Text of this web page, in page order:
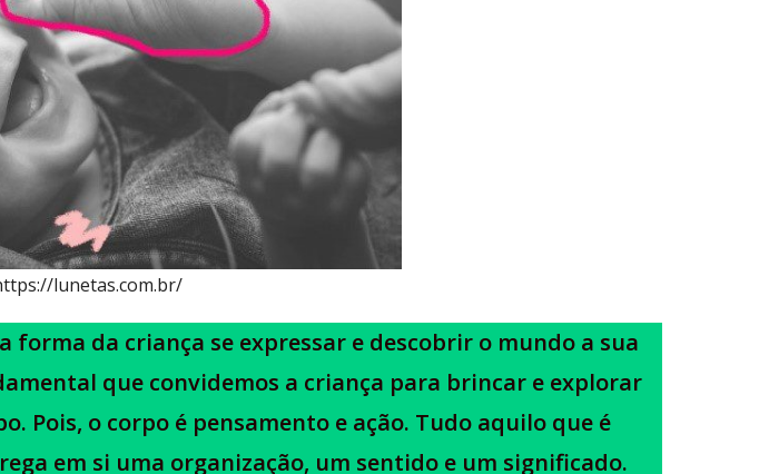
lunetas.com.br/
da criança se expressar e descobrir o mundo a sua
que convidemos a criança para brincar e explorar
Pois, o corpo é pensamento e ação. Tudo aquilo que é
em si uma organização, um sentido e um significado.